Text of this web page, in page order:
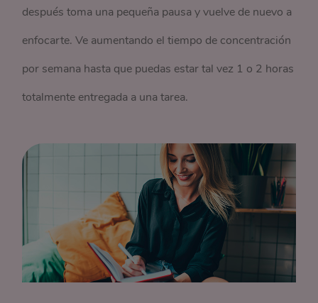
después toma una pequeña pausa y vuelve de nuevo a
enfocarte. Ve aumentando el tiempo de concentración
por semana hasta que puedas estar tal vez 1 o 2 horas
totalmente entregada a una tarea.